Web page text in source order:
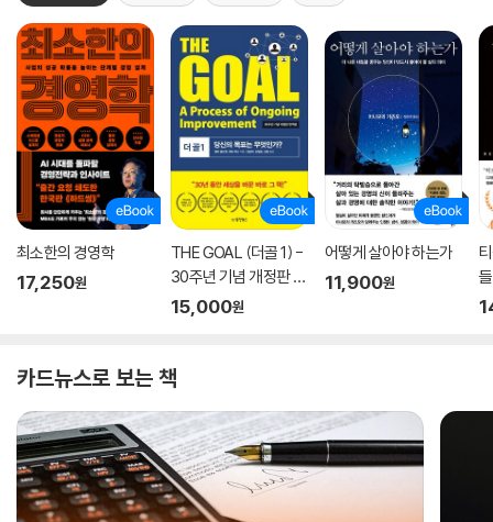
최소한의 경영학
17,250원
THE GOAL (더골 1) -
30주년 기념 개정판 번
역본
15,000원
어떻게 살아야 하는가
11,900원
들
카드뉴스로 보는 책